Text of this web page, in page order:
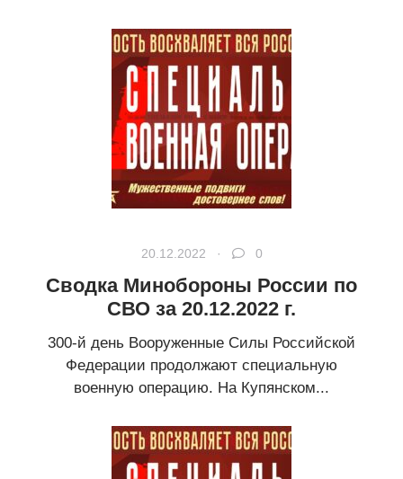
20.12.2022 · 0
Сводка Минобороны России по
СВО за 20.12.2022 г.
300-й день Вооруженные Силы Российской
Федерации продолжают специальную
военную операцию. На Купянском...